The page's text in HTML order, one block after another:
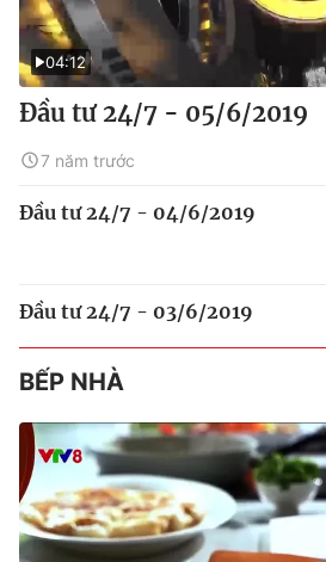
04:12
Đầu tư 24/7 - 05/6/2019
7 năm trước
Đầu tư 24/7 - 04/6/2019
Đầu tư 24/7 - 03/6/2019
BẾP NHÀ